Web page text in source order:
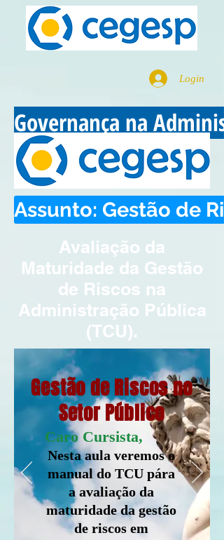
Login
Governança na
Assunto: Gestão de
Avaliação da
Maturidade da Gestão
de Riscos na
Administração Pública
(TCU).
Gestão de Riscos no
Setor Público
Caro Cursista,
Nesta aula veremos o
manual do TCU pára
a avaliação da
maturidade da gestão
de riscos em